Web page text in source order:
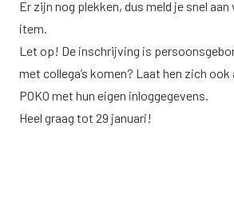
Er zijn nog plekken, dus meld je snel aan
item.
Let op! De inschrijving is
met collega’s komen? Laat hen zich
POKO met hun eigen inloggegevens.
Heel graag tot 29 januari!